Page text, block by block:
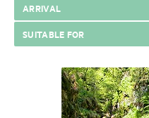
ARRIVAL
SUITABLE FOR